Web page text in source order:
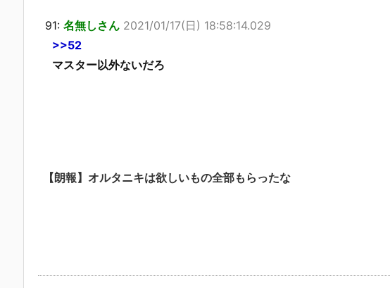
91: 名無しさん 2021/01/17(日) 18:58:14.029
>>52
マスター以外ないだろ
【朗報】オルタニキは欲しいもの全部もらったな